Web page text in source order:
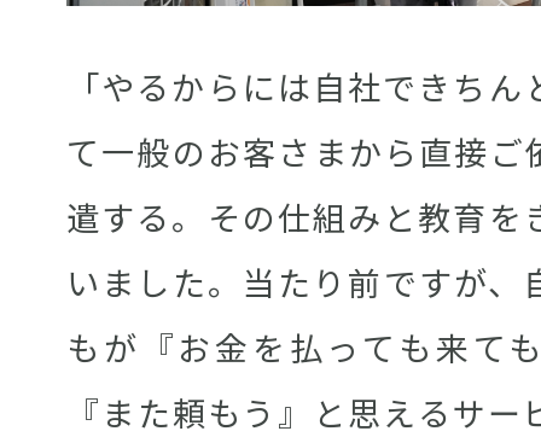
「やるからには自社できち
て一般のお客さまから直接ご
遣する。その仕組みと教育を
いました。当たり前ですが、
もが『お金を払っても来て
『また頼もう』と思えるサ